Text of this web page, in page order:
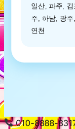
일산, 파주,
주, 하남, 광
연천
010-8888-